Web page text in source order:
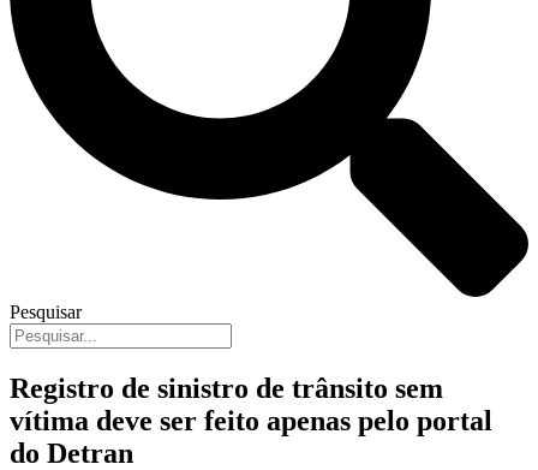
Pesquisar
Registro de sinistro de trânsito sem
vítima deve ser feito apenas pelo portal
do Detran